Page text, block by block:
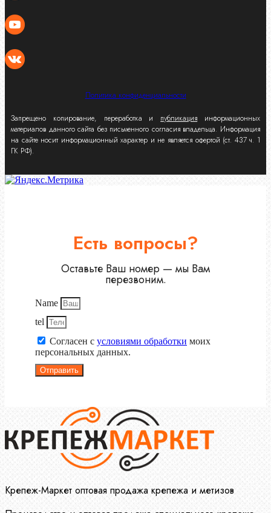
Политика конфиденциальности
Запрещено копирование, переработка и публикация информационных
материалов данного сайта без письменного согласия владельца. Информация
на сайте носит информационный характер и не является офертой (ст. 437 ч. 1
ГК РФ).
Есть вопросы?
Оставьте Ваш номер — мы Вам
перезвоним.
Name
tel
Согласен с условиями обработки моих
персональных данных.
Отправить
Крепеж-Маркет оптовая продажа крепежа и метизов